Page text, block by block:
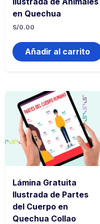
en Quechua
S/0.00
Añadir al carrito
Lámina Gratuita
Ilustrada de Partes
del Cuerpo en
Quechua Collao